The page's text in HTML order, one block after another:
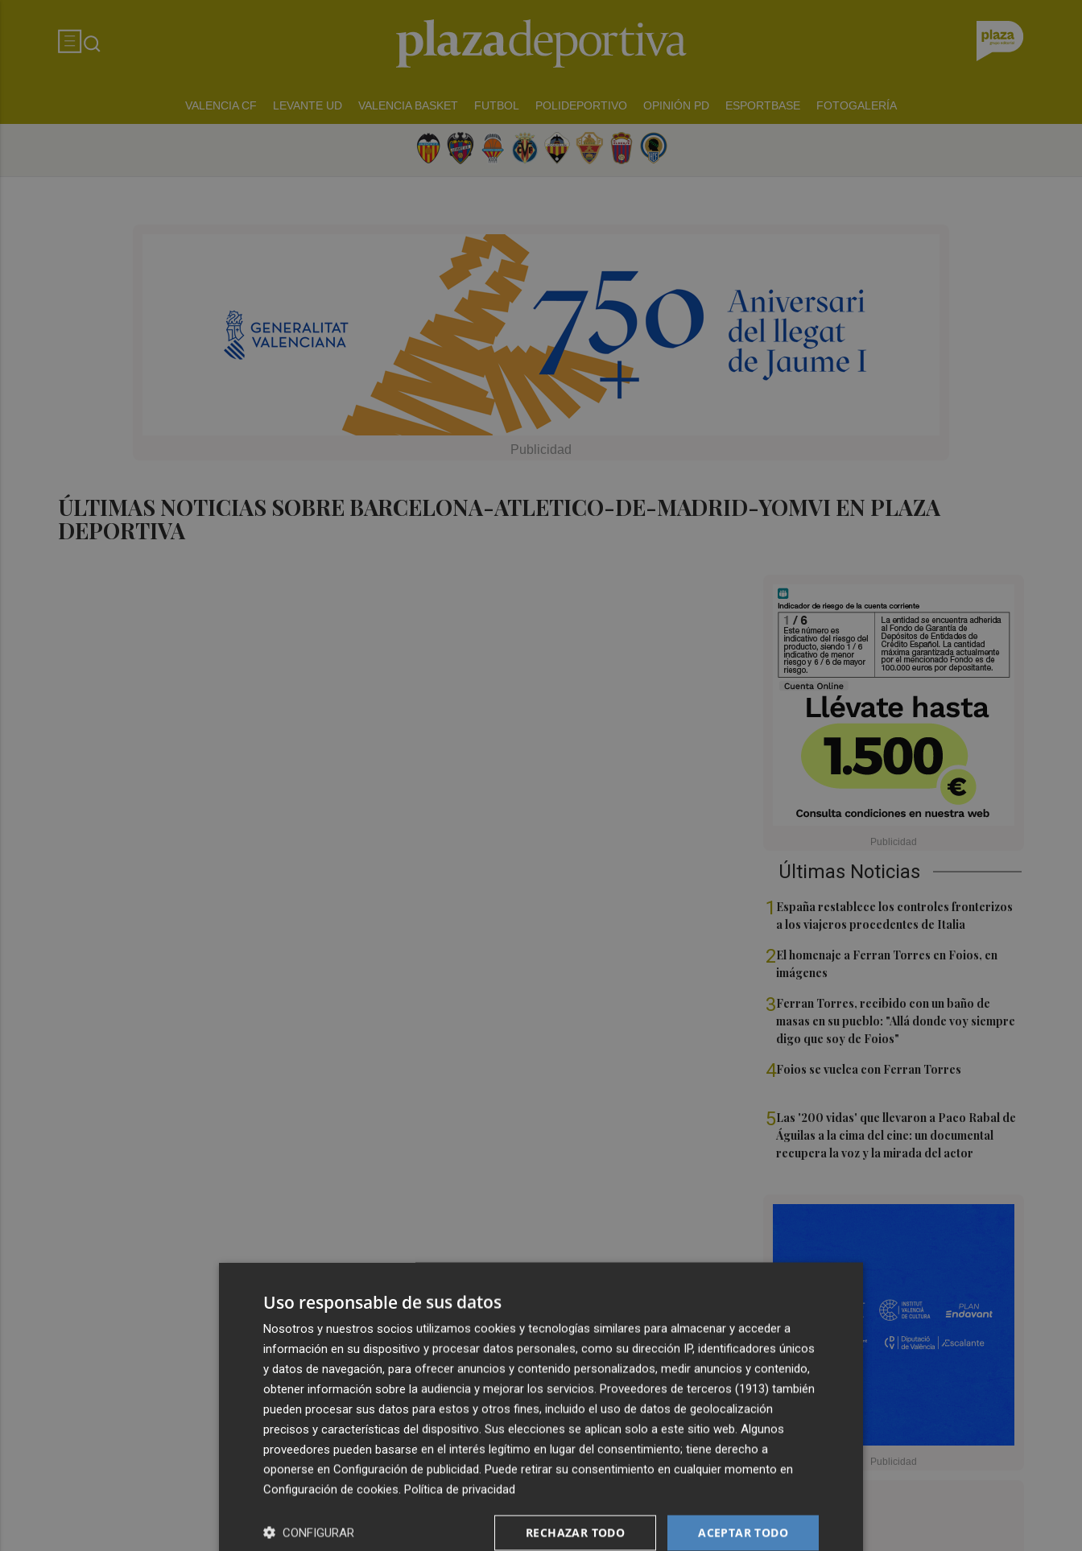
VALENCIA CF LEVANTE UD VALENCIA BASKET FUTBOL POLIDEPORTIVO OPINIÓN PD ESPORTBASE FOTOGALERÍA
ÚLTIMAS NOTICIAS SOBRE BARCELONA-ATLETICO-DE-MADRID-YOMVI EN PLAZA
DEPORTIVA
Últimas Noticias
1 España restablece los controles fronterizos
a los viajeros procedentes de Italia
2El homenaje a Ferran Torres en Foios, en
imágenes
3Ferran Torres, recibido con un baño de
masas en su pueblo: "Allá donde voy siempre
digo que soy de Foios"
4Foios se vuelca con Ferran Torres
5Las '200 vidas' que llevaron a Paco Rabal de
Águilas a la cima del cine: un documental
recupera la voz y la mirada del actor
Uso responsable de sus datos
Nosotros y nuestros socios utilizamos cookies y tecnologías similares para almacenar y acceder a
información en su dispositivo y procesar datos personales, como su dirección IP, identificadores únicos
y datos de navegación, para ofrecer anuncios y contenido personalizados, medir anuncios y contenido,
obtener información sobre la audiencia y mejorar los servicios. Proveedores de terceros (1913) también
pueden procesar sus datos para estos y otros fines, incluido el uso de datos de geolocalización
precisos y características del dispositivo. Sus elecciones se aplican solo a este sitio web. Algunos
proveedores pueden basarse en el interés legítimo en lugar del consentimiento; tiene derecho a
oponerse en Configuración de publicidad. Puede retirar su consentimiento en cualquier momento en
Configuración de cookies. Política de privacidad
ACEPTAR TODO
RECHAZAR TODO
CONFIGURAR